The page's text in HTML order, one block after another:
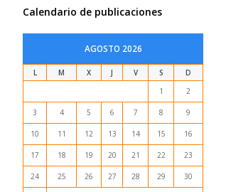
Calendario de publicaciones
AGOSTO 2026
L M X J V S
D
1
2
3 4 5 6 7 8 9
10 11 12 13 14 15 16
17 18 19 20 21 22 23
24 25 26 27 28 29 30